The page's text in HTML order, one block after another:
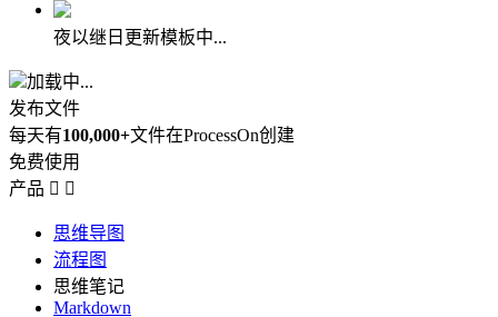
夜以继日更新模板中...
加载中...
发布文件
每天有100,000+文件在ProcessOn创建
免费使用
产品  
思维导图
流程图
思维笔记
Markdown